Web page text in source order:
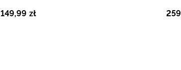
149,99 zł
259